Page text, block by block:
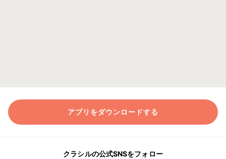
アプリをダウンロードする
クラシルの公式SNSをフォロー